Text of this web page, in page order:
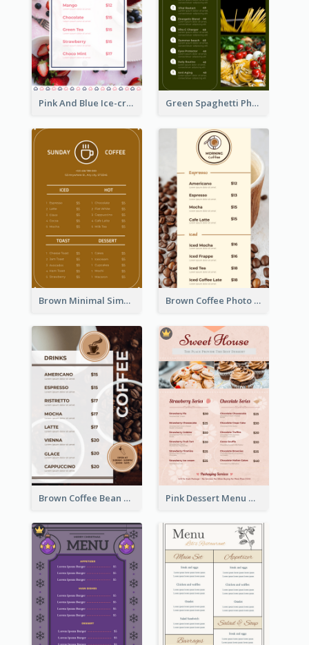
Pink And Blue Ice-cream Photo Dessert Menu Green Spaghetti Photos Grand Restaurant Menu
Brown Minimal Simple Cafe Menu Brown Coffee Photo Coffee Shop Menu
Brown Coffee Bean Background Café Menu Pink Dessert Menu With Two Column